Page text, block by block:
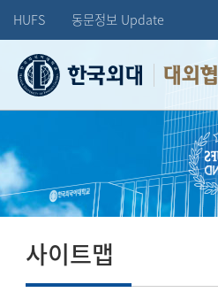
HUFS 동문정보 Update
대외
사이트맵